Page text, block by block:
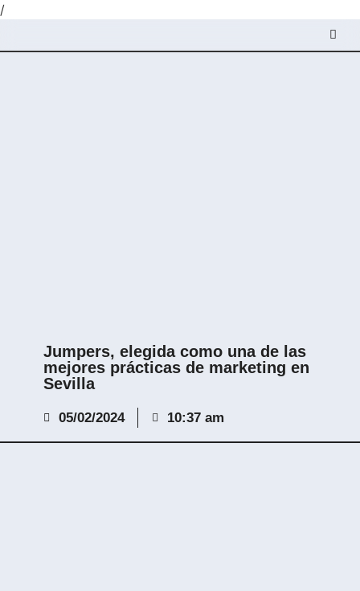
/
Jumpers, elegida como una de las
mejores prácticas de marketing en
Sevilla
05/02/2024 10:37 am